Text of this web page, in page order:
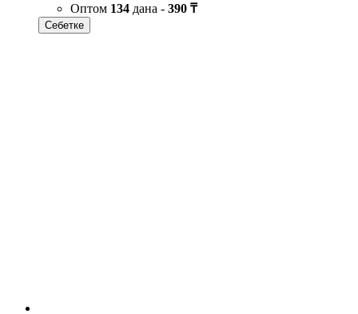
Оптом 134 дана - 390 ₸
Себетке